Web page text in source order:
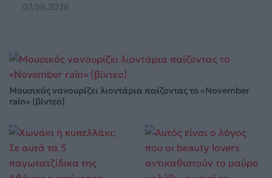
07.08.2026
Μουσικός νανουρίζει λιοντάρια παίζοντας το «November
rain» (βίντεο)